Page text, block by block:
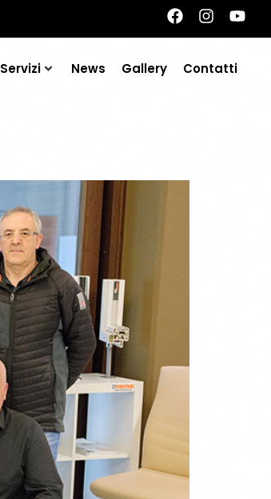
Servizi News Gallery Contatti